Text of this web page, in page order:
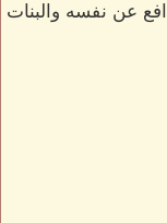
عن نفسه والبنات